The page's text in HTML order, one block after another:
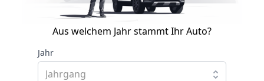
Aus welchem Jahr stammt Ihr Auto?
Jahr